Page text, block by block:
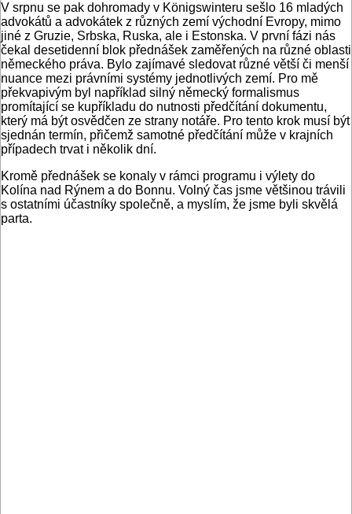
V srpnu se pak dohromady v Königswinteru sešlo 16 mladých
advokátů a advokátek z různých zemí východní Evropy, mimo
jiné z Gruzie, Srbska, Ruska, ale i Estonska. V první fázi nás
čekal desetidenní blok přednášek zaměřených na různé oblasti
německého práva. Bylo zajímavé sledovat různé větší či menší
nuance mezi právními systémy jednotlivých zemí. Pro mě
překvapivým byl například silný německý formalismus
promítající se kupříkladu do nutnosti předčítání dokumentu,
který má být osvědčen ze strany notáře. Pro tento krok musí být
sjednán termín, přičemž samotné předčítání může v krajních
případech trvat i několik dní.
Kromě přednášek se konaly v rámci programu i výlety do
Kolína nad Rýnem a do Bonnu. Volný čas jsme většinou trávili
s ostatními účastníky společně, a myslím, že jsme byli skvělá
parta.